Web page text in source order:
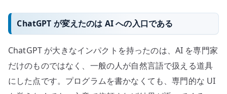
ChatGPT が変えたのは AI への入口である
ChatGPT が大きなインパクトを持ったのは、AI を専門家
だけのものではなく、一般の人が自然言語で扱える道具
にした点です。プログラムを書かなくても、専門的な UI